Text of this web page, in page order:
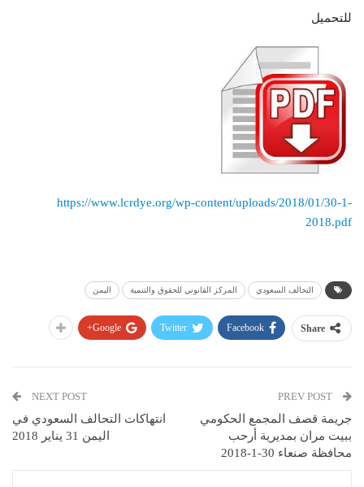
للتحميل
https://www.lcrdye.org/wp-content/uploads/2018/01/30-1-
2018.pdf
التحالف السعودي المركز القانوني للحقوق والتنمية اليمن
Share
Facebook
Twitter
Google+
جريمة قصف المجمع الحكومي
ببيت مران بمديرية أرحب
محافظة صنعاء 30-1-2018
NEXT POST
انتهاكات التحالف السعودي في
اليمن 31 يناير 2018